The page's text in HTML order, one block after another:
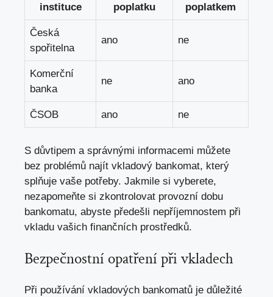
instituce
poplatku
poplatkem
Česká
spořitelna
ano ne
Komerční
banka
ne ano
ČSOB ano ne
S důvtipem a správnými informacemi můžete
bez problémů najít vkladový bankomat, který
splňuje vaše potřeby. Jakmile si vyberete,
nezapomeňte si zkontrolovat provozní dobu
bankomatu, abyste předešli nepříjemnostem při
vkladu vašich finančních prostředků.
Bezpečnostní opatření při vkladech
Při používání vkladových bankomatů je důležité